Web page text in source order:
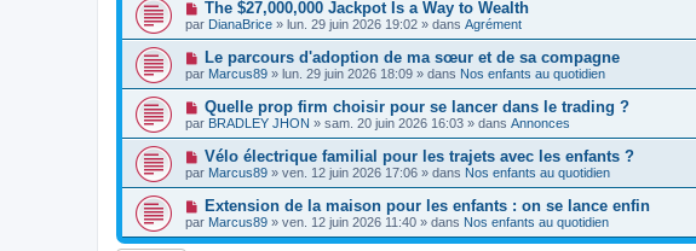
g
e
m
e
s
s
a
g
e
a
u
e
s
s
a
g
e
N
o
u
v
e
a
u
m
e
s
s
g
e
The $27,000,000 Jackpot Is a Way to Wealth
par DianaBrice » lun. 29 juin 2026 19:02 » dans Agrément
N
o
u
e
a
u
m
e
s
s
a
g
e
Le parcours d'adoption de ma sœur et de sa compagne
par Marcus89 » lun. 29 juin 2026 18:09 » dans Nos enfants au quotidien
N
o
u
v
a
u
m
e
s
Quelle prop firm choisir pour se lancer dans le trading ?
par BRADLEY JHON » sam. 20 juin 2026 16:03 » dans Annonces
N
o
u
v
e
a
u
Vélo électrique familial pour les trajets avec les enfants ?
par Marcus89 » ven. 12 juin 2026 17:06 » dans Nos enfants au quotidien
N
o
u
v
Extension de la maison pour les enfants : on se lance enfin
par Marcus89 » ven. 12 juin 2026 11:40 » dans Nos enfants au quotidien